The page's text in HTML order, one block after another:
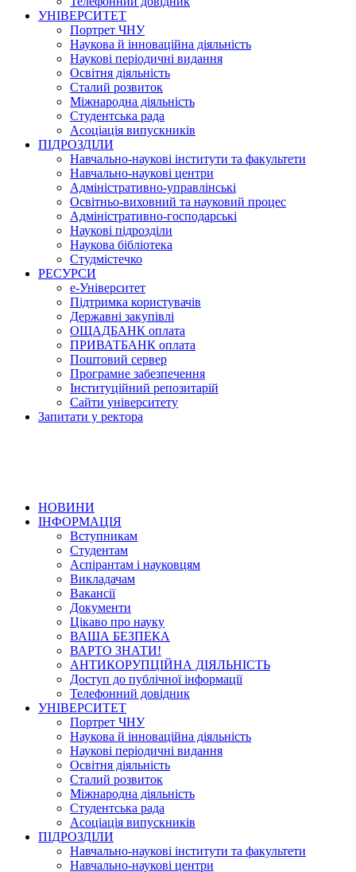
УНІВЕРСИТЕТ
Портрет ЧНУ
Наукова й інноваційна діяльність
Наукові періодичні видання
Освітня діяльність
Сталий розвиток
Міжнародна діяльність
Студентська рада
Асоціація випускників
ПІДРОЗДІЛИ
Навчально-наукові інститути та факультети
Навчально-наукові центри
Адміністративно-управлінські
Освітньо-виховний та науковий процес
Адміністративно-господарські
Наукові підрозділи
Наукова бібліотека
Студмістечко
РЕСУРСИ
е-Університет
Підтримка користувачів
Державні закупівлі
ОЩАДБАНК оплата
ПРИВАТБАНК оплата
Поштовий сервер
Програмне забезпечення
Інституційний репозитарій
Сайти університету
Запитати у ректора
НОВИНИ
ІНФОРМАЦІЯ
Вступникам
Студентам
Аспірантам і науковцям
Викладачам
Вакансії
Документи
Цікаво про науку
ВАША БЕЗПЕКА
ВАРТО ЗНАТИ!
АНТИКОРУПЦІЙНА ДІЯЛЬНІСТЬ
Доступ до публічної інформації
Телефонний довідник
УНІВЕРСИТЕТ
Портрет ЧНУ
Наукова й інноваційна діяльність
Наукові періодичні видання
Освітня діяльність
Сталий розвиток
Міжнародна діяльність
Студентська рада
Асоціація випускників
ПІДРОЗДІЛИ
Навчально-наукові інститути та факультети
Навчально-наукові центри